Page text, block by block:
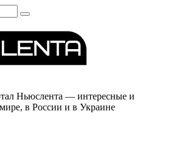
Ньюслента — интересные и
в России и в Украине